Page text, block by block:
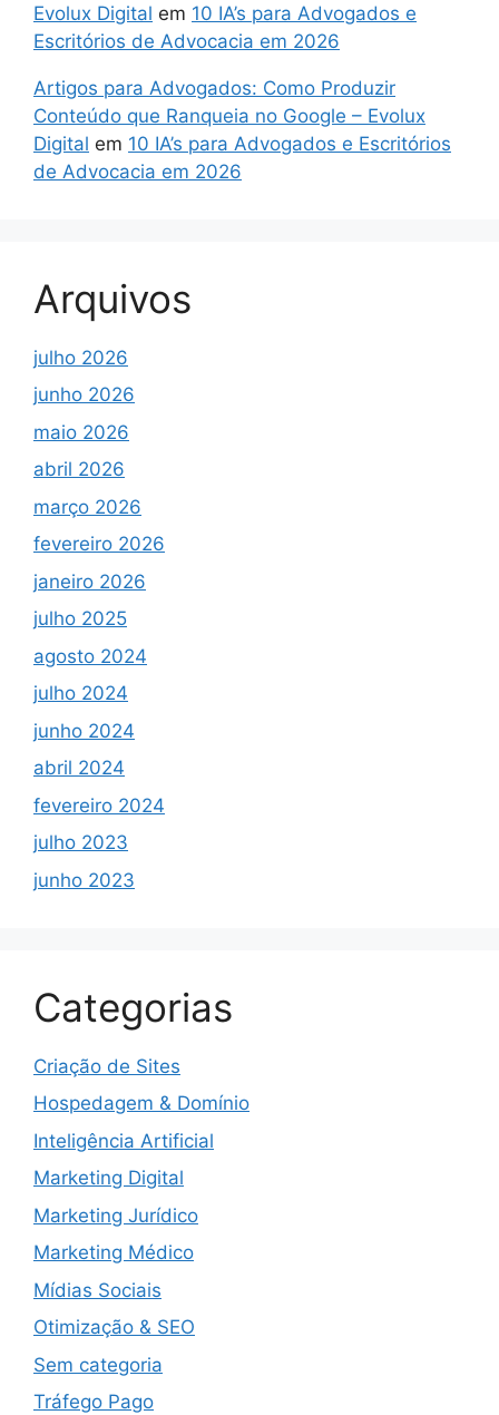
Evolux Digital em 10 IA’s para Advogados e
Escritórios de Advocacia em 2026
Artigos para Advogados: Como Produzir
Conteúdo que Ranqueia no Google – Evolux
Digital em 10 IA’s para Advogados e Escritórios
de Advocacia em 2026
Arquivos
julho 2026
junho 2026
maio 2026
abril 2026
março 2026
fevereiro 2026
janeiro 2026
julho 2025
agosto 2024
julho 2024
junho 2024
abril 2024
fevereiro 2024
julho 2023
junho 2023
Categorias
Criação de Sites
Hospedagem & Domínio
Inteligência Artificial
Marketing Digital
Marketing Jurídico
Marketing Médico
Mídias Sociais
Otimização & SEO
Sem categoria
Tráfego Pago